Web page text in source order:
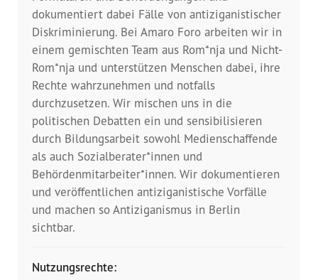
dokumentiert dabei Fälle von antiziganistischer
Diskriminierung. Bei Amaro Foro arbeiten wir in
einem gemischten Team aus Rom*nja und Nicht-
Rom*nja und unterstützen Menschen dabei, ihre
Rechte wahrzunehmen und notfalls
durchzusetzen. Wir mischen uns in die
politischen Debatten ein und sensibilisieren
durch Bildungsarbeit sowohl Medienschaffende
als auch Sozialberater*innen und
Behördenmitarbeiter*innen. Wir dokumentieren
und veröffentlichen antiziganistische Vorfälle
und machen so Antiziganismus in Berlin
sichtbar.
Nutzungsrechte: